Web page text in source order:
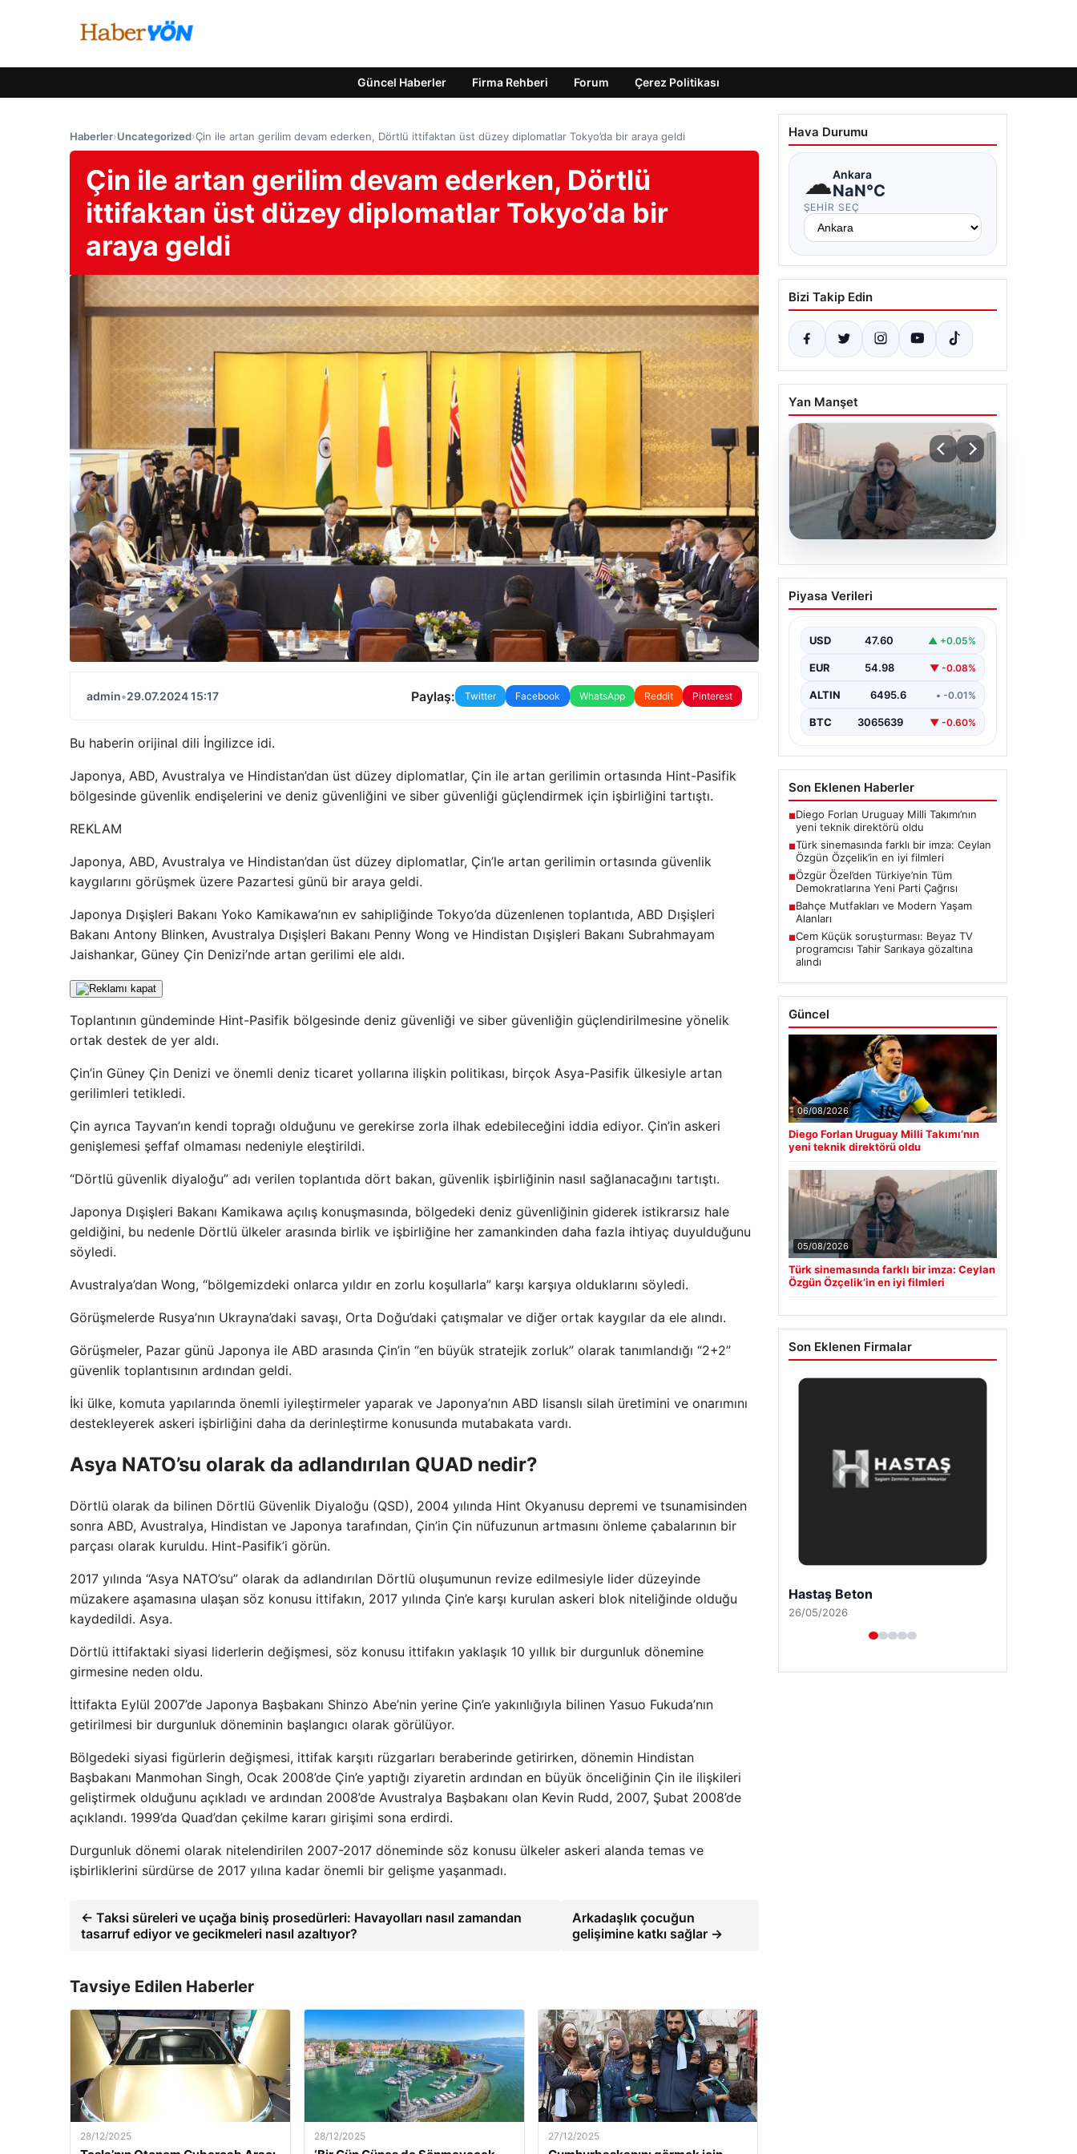
Güncel Haberler Firma Rehberi Forum Çerez Politikası
Haberler›Uncategorized›Çin ile artan gerilim devam ederken, Dörtlü ittifaktan üst düzey diplomatlar Tokyo’da bir araya geldi
Çin ile artan gerilim devam ederken, Dörtlü
ittifaktan üst düzey diplomatlar Tokyo’da bir
araya geldi
admin•29.07.2024 15:17 Paylaş: Twitter Facebook WhatsApp Reddit Pinterest
Bu haberin orijinal dili İngilizce idi.
Japonya, ABD, Avustralya ve Hindistan’dan üst düzey diplomatlar, Çin ile artan gerilimin ortasında Hint-Pasifik
bölgesinde güvenlik endişelerini ve deniz güvenliğini ve siber güvenliği güçlendirmek için işbirliğini tartıştı.
REKLAM
Japonya, ABD, Avustralya ve Hindistan’dan üst düzey diplomatlar, Çin’le artan gerilimin ortasında güvenlik
kaygılarını görüşmek üzere Pazartesi günü bir araya geldi.
Japonya Dışişleri Bakanı Yoko Kamikawa’nın ev sahipliğinde Tokyo’da düzenlenen toplantıda, ABD Dışişleri
Bakanı Antony Blinken, Avustralya Dışişleri Bakanı Penny Wong ve Hindistan Dışişleri Bakanı Subrahmayam
Jaishankar, Güney Çin Denizi’nde artan gerilimi ele aldı.
Toplantının gündeminde Hint-Pasifik bölgesinde deniz güvenliği ve siber güvenliğin güçlendirilmesine yönelik
ortak destek de yer aldı.
Çin’in Güney Çin Denizi ve önemli deniz ticaret yollarına ilişkin politikası, birçok Asya-Pasifik ülkesiyle artan
gerilimleri tetikledi.
Çin ayrıca Tayvan’ın kendi toprağı olduğunu ve gerekirse zorla ilhak edebileceğini iddia ediyor. Çin’in askeri
genişlemesi şeffaf olmaması nedeniyle eleştirildi.
“Dörtlü güvenlik diyaloğu” adı verilen toplantıda dört bakan, güvenlik işbirliğinin nasıl sağlanacağını tartıştı.
Japonya Dışişleri Bakanı Kamikawa açılış konuşmasında, bölgedeki deniz güvenliğinin giderek istikrarsız hale
geldiğini, bu nedenle Dörtlü ülkeler arasında birlik ve işbirliğine her zamankinden daha fazla ihtiyaç duyulduğunu
söyledi.
Avustralya’dan Wong, “bölgemizdeki onlarca yıldır en zorlu koşullarla” karşı karşıya olduklarını söyledi.
Görüşmelerde Rusya’nın Ukrayna’daki savaşı, Orta Doğu’daki çatışmalar ve diğer ortak kaygılar da ele alındı.
Görüşmeler, Pazar günü Japonya ile ABD arasında Çin’in “en büyük stratejik zorluk” olarak tanımlandığı “2+2”
güvenlik toplantısının ardından geldi.
İki ülke, komuta yapılarında önemli iyileştirmeler yaparak ve Japonya’nın ABD lisanslı silah üretimini ve onarımını
destekleyerek askeri işbirliğini daha da derinleştirme konusunda mutabakata vardı.
Asya NATO’su olarak da adlandırılan QUAD nedir?
Dörtlü olarak da bilinen Dörtlü Güvenlik Diyaloğu (QSD), 2004 yılında Hint Okyanusu depremi ve tsunamisinden
sonra ABD, Avustralya, Hindistan ve Japonya tarafından, Çin’in Çin nüfuzunun artmasını önleme çabalarının bir
parçası olarak kuruldu. Hint-Pasifik’i görün.
2017 yılında “Asya NATO’su” olarak da adlandırılan Dörtlü oluşumunun revize edilmesiyle lider düzeyinde
müzakere aşamasına ulaşan söz konusu ittifakın, 2017 yılında Çin’e karşı kurulan askeri blok niteliğinde olduğu
kaydedildi. Asya.
Dörtlü ittifaktaki siyasi liderlerin değişmesi, söz konusu ittifakın yaklaşık 10 yıllık bir durgunluk dönemine
girmesine neden oldu.
İttifakta Eylül 2007’de Japonya Başbakanı Shinzo Abe’nin yerine Çin’e yakınlığıyla bilinen Yasuo Fukuda’nın
getirilmesi bir durgunluk döneminin başlangıcı olarak görülüyor.
Bölgedeki siyasi figürlerin değişmesi, ittifak karşıtı rüzgarları beraberinde getirirken, dönemin Hindistan
Başbakanı Manmohan Singh, Ocak 2008’de Çin’e yaptığı ziyaretin ardından en büyük önceliğinin Çin ile ilişkileri
geliştirmek olduğunu açıkladı ve ardından 2008’de Avustralya Başbakanı olan Kevin Rudd, 2007, Şubat 2008’de
açıklandı. 1999’da Quad’dan çekilme kararı girişimi sona erdirdi.
Durgunluk dönemi olarak nitelendirilen 2007-2017 döneminde söz konusu ülkeler askeri alanda temas ve
işbirliklerini sürdürse de 2017 yılına kadar önemli bir gelişme yaşanmadı.
← Taksi süreleri ve uçağa biniş prosedürleri: Havayolları nasıl zamandan
tasarruf ediyor ve gecikmeleri nasıl azaltıyor?
Arkadaşlık çocuğun
gelişimine katkı sağlar →
Tavsiye Edilen Haberler
28/12/2025 28/12/2025 27/12/2025
Hava Durumu
☁Ankara
NaN°C
ŞEHIR SEÇ
Bizi Takip Edin
Yan Manşet
05.08.2026
Türk sinemasında farklı
bir imza: Ceylan Özgün
Piyasa Verileri
USD 47.60 ▲ +0.05%
EUR 54.98 ▼ -0.08%
ALTIN 6495.6 • -0.01%
BTC 3065639 ▼ -0.60%
Son Eklenen Haberler
■Diego Forlan Uruguay Milli Takımı’nın
yeni teknik direktörü oldu
■Türk sinemasında farklı bir imza: Ceylan
Özgün Özçelik’in en iyi filmleri
■Özgür Özel’den Türkiye’nin Tüm
Demokratlarına Yeni Parti Çağrısı
■Bahçe Mutfakları ve Modern Yaşam
Alanları
■Cem Küçük soruşturması: Beyaz TV
programcısı Tahir Sarıkaya gözaltına
alındı
Güncel
06/08/2026
Diego Forlan Uruguay Milli Takımı’nın
yeni teknik direktörü oldu
05/08/2026
Türk sinemasında farklı bir imza: Ceylan
Özgün Özçelik’in en iyi filmleri
Son Eklenen Firmalar
Prenses Night Club
29/04/2026